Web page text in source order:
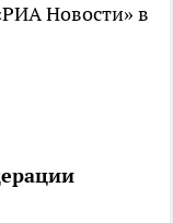
Новости» в